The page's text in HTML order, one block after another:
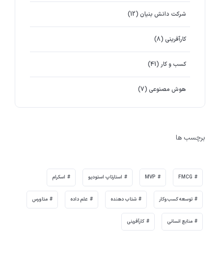
شرکت دانش بنیان (12)
کارآفرینی (8)
کسب و کار (41)
هوش مصنوعی (7)
برچسب ها
FMCG
MVP استارتاپ استودیو اسکرام
توسعه کسب‌وکار شتاب دهنده علم داده متاورس
منابع انسانی کارآفرینی